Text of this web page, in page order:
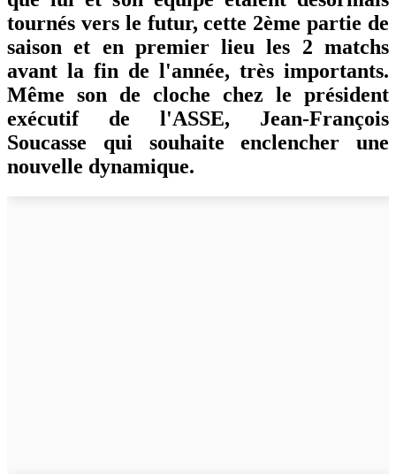
tournés vers le futur, cette 2ème partie de
saison et en premier lieu les 2 matchs
avant la fin de l'année, très importants.
Même son de cloche chez le président
exécutif de l'ASSE, Jean-François
Soucasse qui souhaite enclencher une
nouvelle dynamique.